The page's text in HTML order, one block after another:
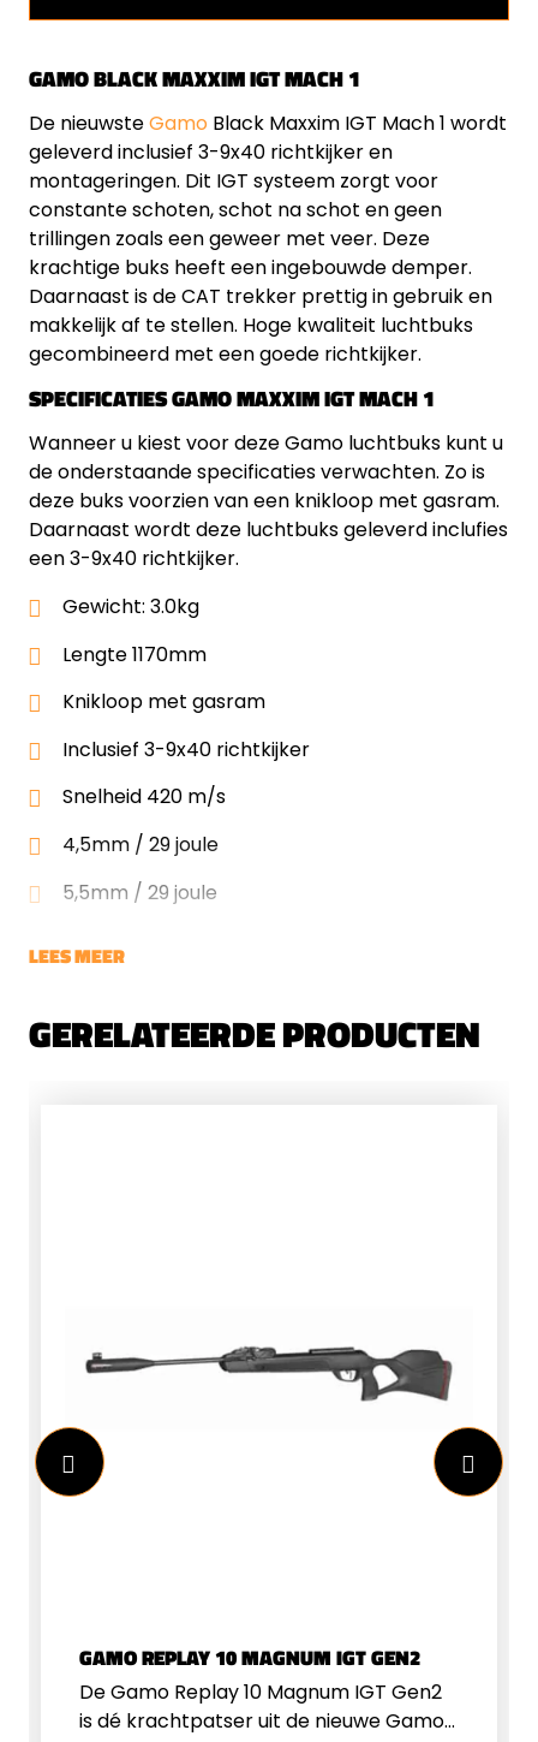
GAMO BLACK MAXXIM IGT MACH 1
De nieuwsteGamo Black Maxxim IGT Mach 1 wordt
geleverd inclusief 3-9x40 richtkijker en
montageringen. Dit IGT systeem zorgt voor
constante schoten, schot na schot en geen
trillingen zoals een geweer met veer. Deze
krachtige buks heeft een ingebouwde demper.
Daarnaast is de CAT trekker prettig in gebruik en
makkelijk af te stellen. Hoge kwaliteit luchtbuks
gecombineerd met een goede richtkijker.
SPECIFICATIES GAMO MAXXIM IGT MACH 1
Wanneer u kiest voor deze Gamo luchtbuks kunt u
de onderstaande specificaties verwachten. Zo is
deze buks voorzien van een knikloop met gasram.
Daarnaast wordt deze luchtbuks geleverd inclufies
een 3-9x40 richtkijker.
Gewicht: 3.0kg
Lengte 1170mm
Knikloop met gasram
Inclusief 3-9x40 richtkijker
Snelheid 420 m/s
4,5mm / 29 joule
5,5mm / 29 joule
LEES MEER
GERELATEERDE PRODUCTEN
GAMO REPLAY 10 MAGNUM IGT GEN2
De Gamo Replay 10 Magnum IGT Gen2
is dé krachtpatser uit de nieuwe Gamo